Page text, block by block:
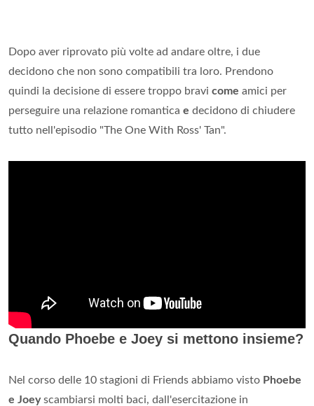
Dopo aver riprovato più volte ad andare oltre, i due
decidono che non sono compatibili tra loro. Prendono
quindi la decisione di essere troppo bravi come amici per
perseguire una relazione romantica e decidono di chiudere
tutto nell'episodio "The One With Ross' Tan".
Quando Phoebe e Joey si mettono insieme?
Nel corso delle 10 stagioni di Friends abbiamo visto Phoebe
e Joeyscambiarsi molti baci, dall'esercitazione in